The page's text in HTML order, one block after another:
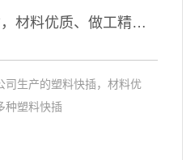
公司生产的塑料快插，材料优质、做工精致，欢迎采购
司生产的塑料快插，材料优
种塑料快插